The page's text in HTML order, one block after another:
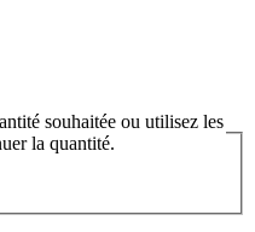
souhaitée ou utilisez les
la quantité.